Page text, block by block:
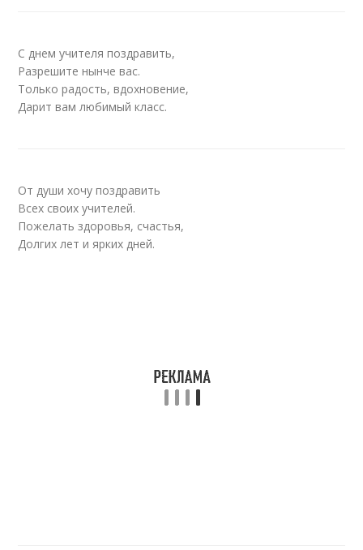
С днем учителя поздравить,
Разрешите нынче вас.
Только радость, вдохновение,
Дарит вам любимый класс.
От души хочу поздравить
Всех своих учителей.
Пожелать здоровья, счастья,
Долгих лет и ярких дней.